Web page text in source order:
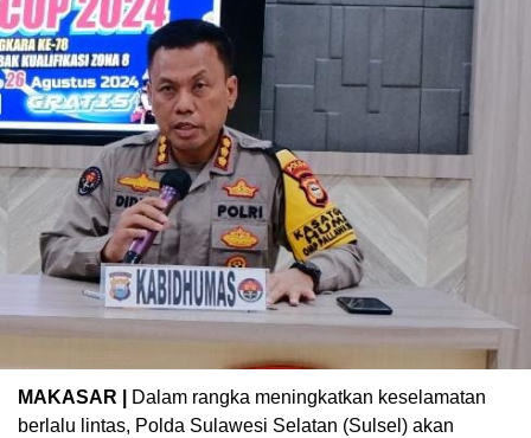
MAKASAR |
Dalam rangka meningkatkan keselamatan
berlalu lintas, Polda Sulawesi Selatan (Sulsel) akan
Biru Kuning Geometris Modern Rekrutmen Staf
Kantor Poster Horizontal